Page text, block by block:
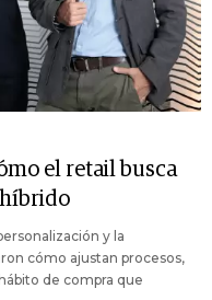
el retail busca
y la
cómo ajustan procesos,
de compra que